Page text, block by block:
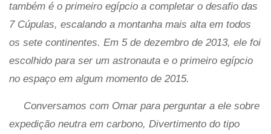
também é o primeiro egípcio a completar o desafio das
7 Cúpulas, escalando a montanha mais alta em todos
os sete continentes. Em 5 de dezembro de 2013, ele foi
escolhido para ser um astronauta e o primeiro egípcio
no espaço em algum momento de 2015.
Conversamos com Omar para perguntar a ele sobre
expedição neutra em carbono, Divertimento do tipo